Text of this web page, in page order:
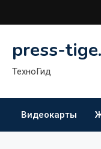
к
press-
ТехноГид
Видеокарты